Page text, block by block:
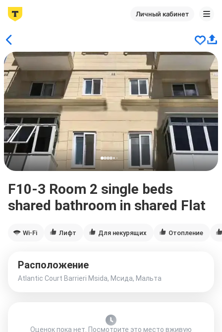
Личный кабинет
F10-3 Room 2 single beds
shared bathroom in shared Flat
Wi-Fi Лифт Для некурящих Отопление
Расположение
Atlantic Court Barrieri Msida, Мсида, Мальта
Оценок пока нет. Посмотрите это место вживую